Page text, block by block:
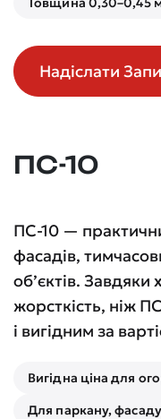
Надіслати
ПС-10
ПС-10 —
фасадів,
об’єктів. Завдяки
жорсткість, ніж
і вигідним за
Вигідна ціна для
Для паркану,